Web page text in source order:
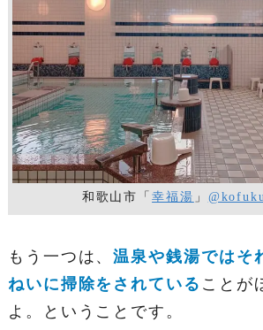
和歌山市「幸福湯 」
もう一つは、温泉や銭湯ではそ
ねいに掃除をされている ことが
よ。ということです。